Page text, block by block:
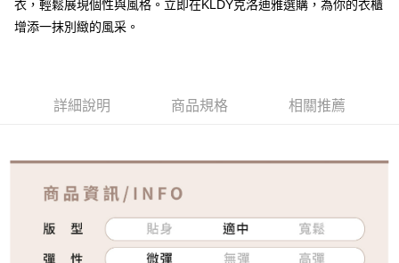
宅配
衣，輕鬆展現個性與風格。立即在KLDY克洛迪雅選購，為你的衣櫃
增添一抹別緻的風采。
詳細說明 商品規格 相關推薦